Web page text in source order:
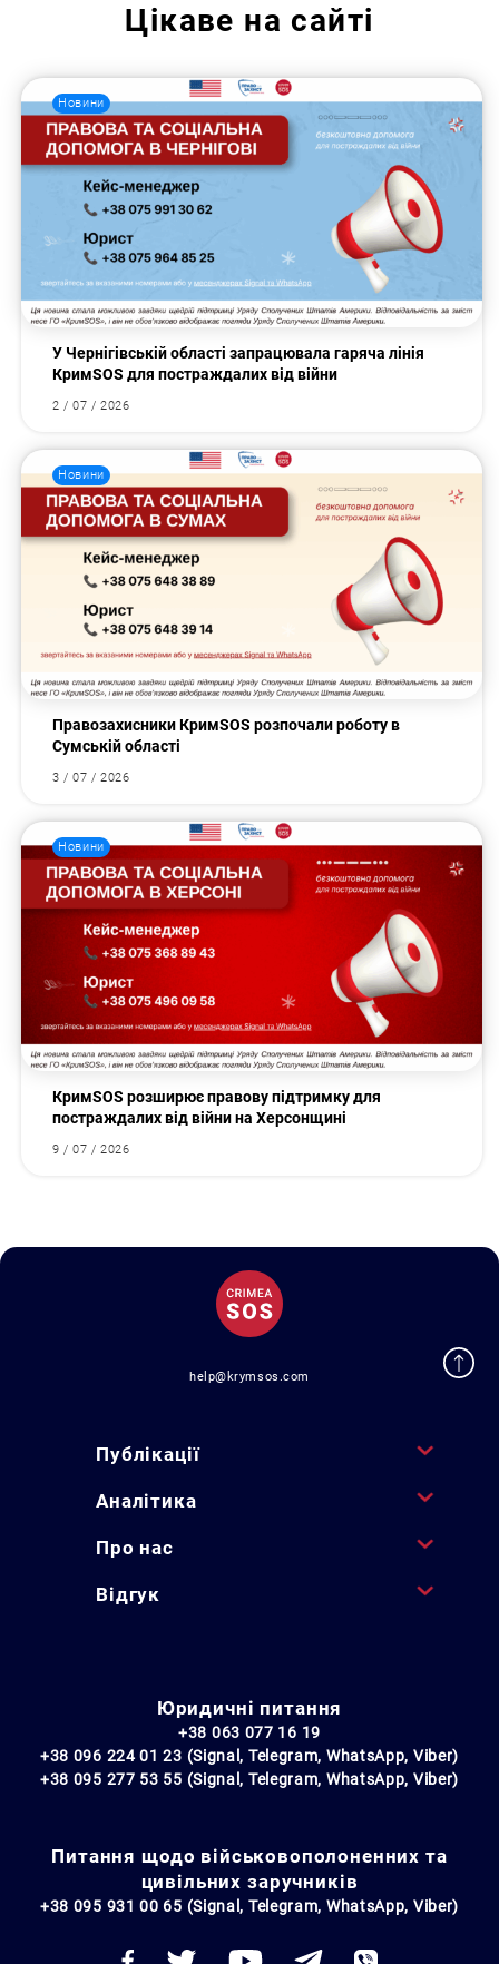
Цікаве на сайті
Новини
У Чернігівській області запрацювала гаряча лінія
КримSOS для постраждалих від війни
2 / 07 / 2026
Новини
Правозахисники КримSOS розпочали роботу в
Сумській області
3 / 07 / 2026
Новини
КримSOS розширює правову підтримку для
постраждалих від війни на Херсонщині
9 / 07 / 2026
help@krymsos.com
Публікації
Аналітика
Про нас
Відгук
Юридичні питання
+38 063 077 16 19
+38 096 224 01 23 (Signal, Telegram, WhatsApp, Viber)
+38 095 277 53 55 (Signal, Telegram, WhatsApp, Viber)
Питання щодо військовополоненних та
цивільних заручників
+38 095 931 00 65 (Signal, Telegram, WhatsApp, Viber)